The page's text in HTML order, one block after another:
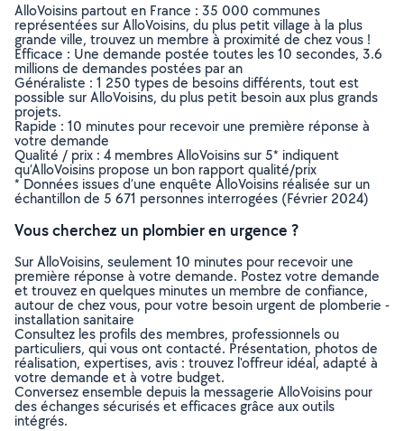
AlloVoisins partout en France : 35 000 communes
représentées sur AlloVoisins, du plus petit village à la plus
grande ville, trouvez un membre à proximité de chez vous !
Efficace : Une demande postée toutes les 10 secondes, 3.6
millions de demandes postées par an
Généraliste : 1 250 types de besoins différents, tout est
possible sur AlloVoisins, du plus petit besoin aux plus grands
projets.
Rapide : 10 minutes pour recevoir une première réponse à
votre demande
Qualité / prix : 4 membres AlloVoisins sur 5* indiquent
qu’AlloVoisins propose un bon rapport qualité/prix
* Données issues d’une enquête AlloVoisins réalisée sur un
échantillon de 5 671 personnes interrogées (Février 2024)
Vous cherchez un plombier en urgence ?
Sur AlloVoisins, seulement 10 minutes pour recevoir une
première réponse à votre demande. Postez votre demande
et trouvez en quelques minutes un membre de confiance,
autour de chez vous, pour votre besoin urgent de plomberie -
installation sanitaire
Consultez les profils des membres, professionnels ou
particuliers, qui vous ont contacté. Présentation, photos de
réalisation, expertises, avis : trouvez l'offreur idéal, adapté à
votre demande et à votre budget.
Conversez ensemble depuis la messagerie AlloVoisins pour
des échanges sécurisés et efficaces grâce aux outils
intégrés.